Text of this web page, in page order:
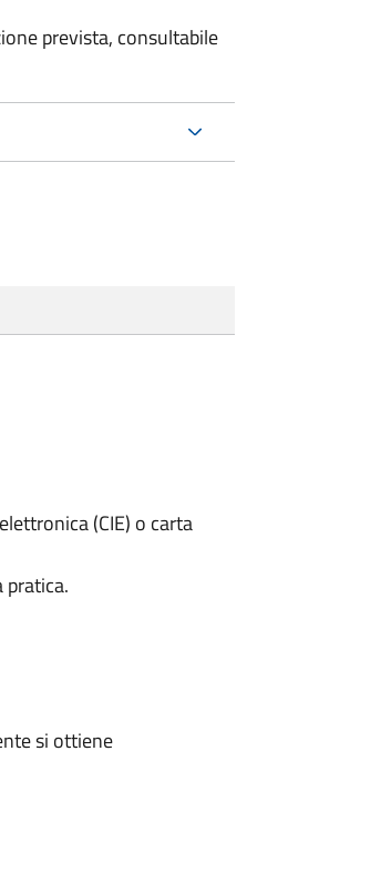
prevista, consultabile
(CIE) o carta
si ottiene